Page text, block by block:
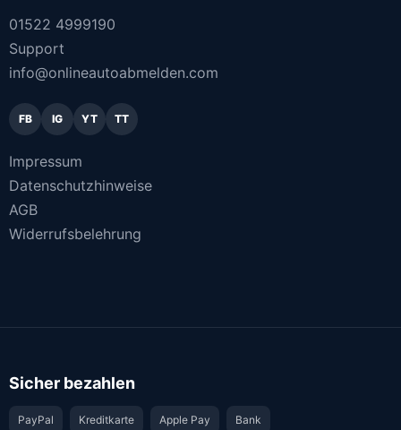
01522 4999190
Support
info@onlineautoabmelden.com
FB IG YT TT
Impressum
Datenschutzhinweise
AGB
Widerrufsbelehrung
Sicher bezahlen
PayPal Kreditkarte Apple Pay Bank